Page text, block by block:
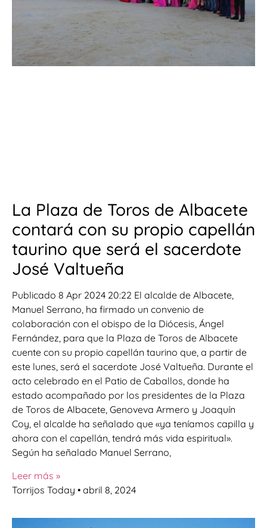
La Plaza de Toros de Albacete
contará con su propio capellán
taurino que será el sacerdote
José Valtueña
Publicado 8 Apr 2024 20:22 El alcalde de Albacete,
Manuel Serrano, ha firmado un convenio de
colaboración con el obispo de la Diócesis, Ángel
Fernández, para que la Plaza de Toros de Albacete
cuente con su propio capellán taurino que, a partir de
este lunes, será el sacerdote José Valtueña. Durante el
acto celebrado en el Patio de Caballos, donde ha
estado acompañado por los presidentes de la Plaza
de Toros de Albacete, Genoveva Armero y Joaquín
Coy, el alcalde ha señalado que «ya teníamos capilla y
ahora con el capellán, tendrá más vida espiritual».
Según ha señalado Manuel Serrano,
Leer más »
Torrijos Today
abril 8, 2024